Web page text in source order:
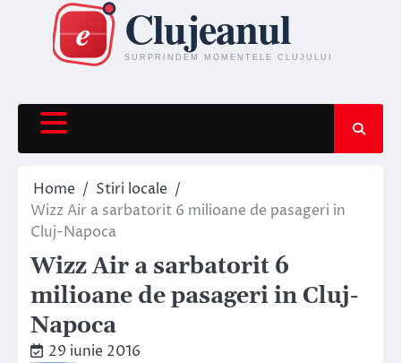
content
Home
Stiri locale
Wizz Air a sarbatorit 6 milioane de pasageri in
Cluj-Napoca
Wizz Air a sarbatorit 6
milioane de pasageri in Cluj-
Napoca
29 iunie 2016